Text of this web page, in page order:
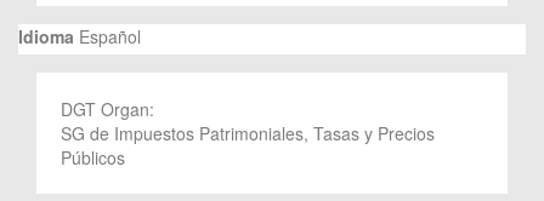
Idioma Español
DGT Organ:
SG de Impuestos Patrimoniales, Tasas y Precios
Públicos